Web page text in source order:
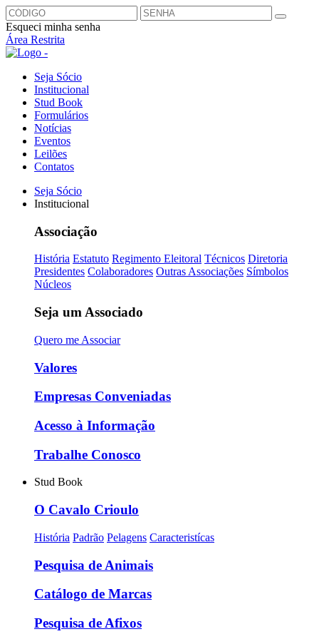
Esqueci minha senha
Área Restrita
Seja Sócio
Institucional
Stud Book
Formulários
Notícias
Eventos
Leilões
Contatos
Seja Sócio
Institucional
Associação
História Estatuto Regimento Eleitoral Técnicos Diretoria
Presidentes Colaboradores Outras Associações Símbolos
Núcleos
Seja um Associado
Quero me Associar
Valores
Empresas Conveniadas
Acesso à Informação
Trabalhe Conosco
Stud Book
O Cavalo Crioulo
História Padrão Pelagens Caracteristícas
Pesquisa de Animais
Catálogo de Marcas
Pesquisa de Afixos